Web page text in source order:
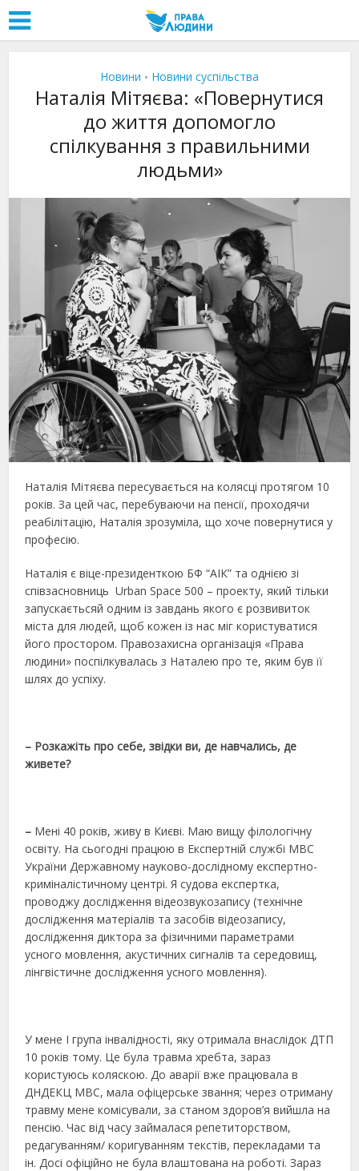
Новини • Новини суспільства
Наталія Мітяєва: «Повернутися
до життя допомогло
спілкування з правильними
людьми»
Наталія Мітяєва пересувається на колясці протягом 10
років. За цей час, перебуваючи на пенсії, проходячи
реабілітацію, Наталія зрозуміла, що хоче повернутися у
професію.
Наталія є віце-президенткою БФ “АІК” та однією зі
співзасновниць Urban Space 500 – проекту, який тільки
запускаєтьсяй одним із завдань якого є розвивиток
міста для людей, щоб кожен із нас міг користуватися
його простором. Правозахисна організація «Права
людини» поспілкувалась з Наталею про те, яким був її
шлях до успіху.
– Розкажіть про себе, звідки ви, де навчались, де
живете?
– Мені 40 років, живу в Києві. Маю вищу філологічну
освіту. На сьогодні працюю в Експертній службі МВС
України Державному науково-дослідному експертно-
криміналістичному центрі. Я судова експертка,
проводжу дослідження відеозвукозапису (технічне
дослідження матеріалів та засобів відеозапису,
дослідження диктора за фізичними параметрами
усного мовлення, акустичних сигналів та середовищ,
лінгвістичне дослідження усного мовлення).
У мене І група інвалідності, яку отримала внаслідок ДТП
10 років тому. Це була травма хребта, зараз
користуюсь коляскою. До аварії вже працювала в
ДНДЕКЦ МВС, мала офіцерське звання; через отриману
травму мене комісували, за станом здоров’я вийшла на
пенсію. Час від часу займалася репетиторством,
редагуванням/ коригуванням текстів, перекладами та
ін. Досі офіційно не була влаштована на роботі. Зараз